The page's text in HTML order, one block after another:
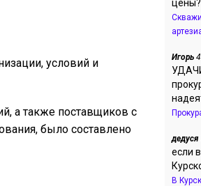
условий и
а также поставщиков с
было составлено
цены?
Игорь
дедуся
если
В